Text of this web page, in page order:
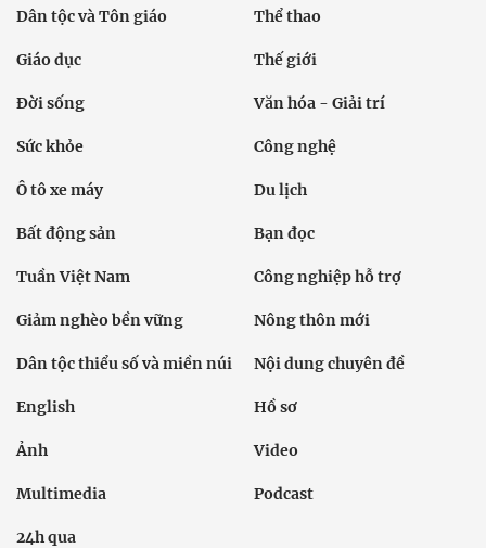
Dân tộc và Tôn giáo Thể thao
Giáo dục Thế giới
Đời sống Văn hóa - Giải trí
Sức khỏe Công nghệ
Ô tô xe máy Du lịch
Bất động sản Bạn đọc
Tuần Việt Nam Công nghiệp hỗ trợ
Giảm nghèo bền vững Nông thôn mới
Dân tộc thiểu số và miền núi Nội dung chuyên đề
English Hồ sơ
Ảnh Video
Multimedia Podcast
24h qua